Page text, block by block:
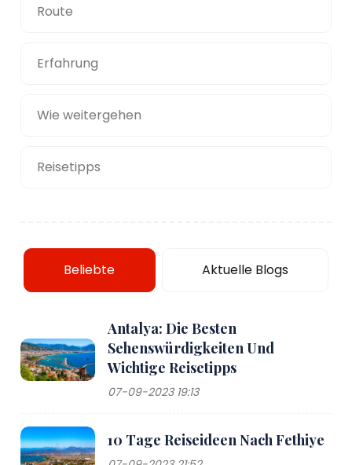
Route
Erfahrung
Wie weitergehen
Reisetipps
Beliebte Aktuelle Blogs
Antalya: Die Besten
Sehenswürdigkeiten Und
Wichtige Reisetipps
07-09-2023 19:13
10 Tage Reiseideen Nach Fethiye